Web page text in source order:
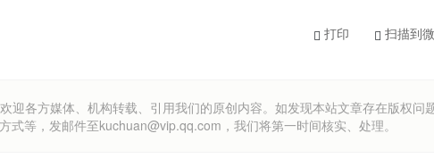
打印 扫描到
迎各方媒体、机构转载、引用我们的原创内容。如发现本站文章存在版权问
式等，发邮件至kuchuan@vip.qq.com，我们将第一时间核实、处理。